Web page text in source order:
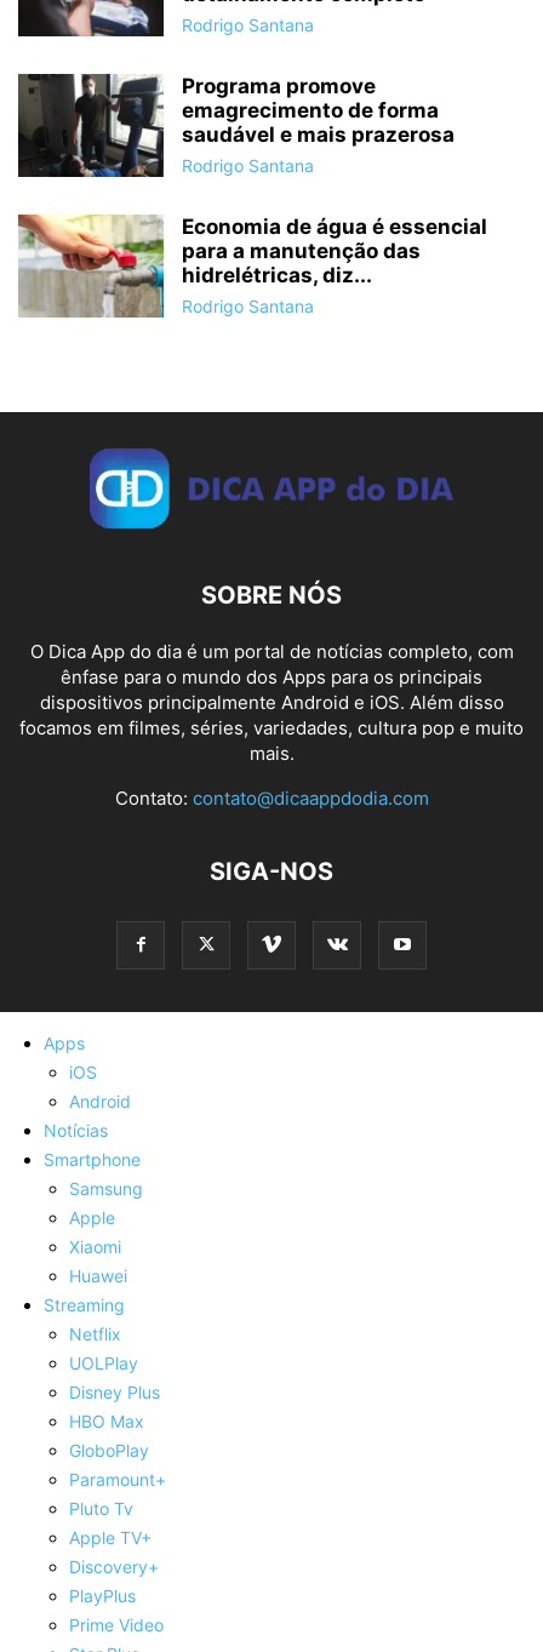
Rodrigo Santana
Programa promove
emagrecimento de forma
saudável e mais prazerosa
Rodrigo Santana
Economia de água é essencial
para a manutenção das
hidrelétricas, diz...
Rodrigo Santana
SOBRE NÓS
O Dica App do dia é um portal de notícias completo, com
ênfase para o mundo dos Apps para os principais
dispositivos principalmente Android e iOS. Além disso
focamos em filmes, séries, variedades, cultura pop e muito
mais.
Contato: contato@dicaappdodia.com
SIGA-NOS
Apps
iOS
Android
Notícias
Smartphone
Samsung
Apple
Xiaomi
Huawei
Streaming
Netflix
UOLPlay
Disney Plus
HBO Max
GloboPlay
Paramount+
Pluto Tv
Apple TV+
Discovery+
PlayPlus
Prime Video